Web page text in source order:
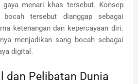
menari khas tersebut. Konsep
tersebut dianggap sebagai
ketenangan dan kepercayaan diri.
menjadikan sang bocah sebagai
digital.
dan Pelibatan Dunia